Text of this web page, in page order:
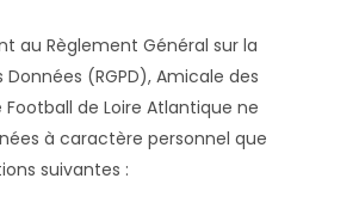
au Règlement Général sur la
(RGPD), Amicale des
de Loire Atlantique ne
à caractère personnel que
suivantes :